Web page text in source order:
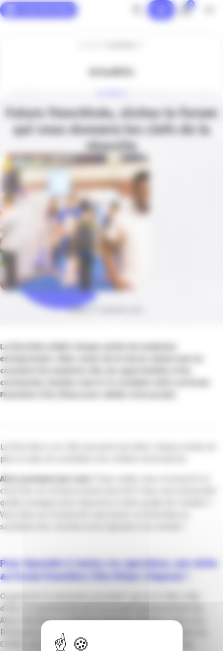
0
Actualités
Futurs franchisés, visitez le forum
qui vous donnera les clefs de la
réussite
Publié le 17 septembre 2024
La franchise séduit chaque année de nombreux
entrepreneurs. Mais, avant de se lancer, mieux vaut en
connaître les moments clés, les opportunités et les
contraintes. Rendez-vous le 14 novembre 2024 au Forum
Franchise Côte d’Azur pour valider votre projet.
La franchise a un côté rassurant qui attire chaque année de
plus en plus de candidats à la création d’entreprise.
Alors pourquoi pas vous ?
cherchez un entreprenariat sécurisé ? Vous vous demandez
quelle enseigne peut répondre à votre projet de création ?
Vous êtes sur le point de vous lancer en franchise et
souhaitez des conseils avant signature du contrat ?
Pour répondre à toutes vos questions, une visite
au Forum Franchise Côte d’Azur s’impose !
Organisé le 14 novembre prochain* par la CCI Nice Côte
d’Azur en partenariat avec le Conseil départemental des
Alpes-Maritimes, la Banque Populaire Méditerranée et la
Fédération Française de la Franchise et avec le soutien du
CGM06, de Franchise Management et de Fiducial, vous
Panneau de gestion des cookies